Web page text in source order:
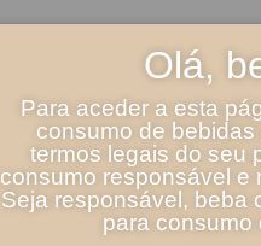
Olá,
Para aceder a esta
consumo de
termos legais do seu
consumo responsável e
Seja responsável, beba
para consumo